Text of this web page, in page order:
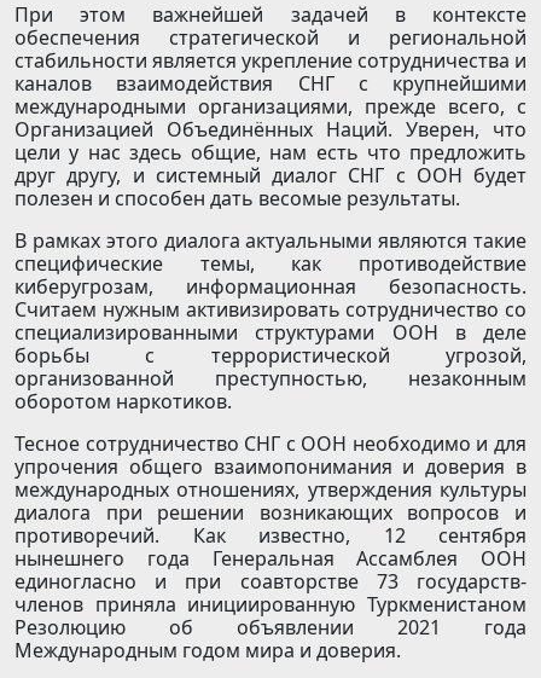
При этом важнейшей задачей в контексте
обеспечения стратегической и региональной
стабильности является укрепление сотрудничества и
каналов взаимодействия СНГ с крупнейшими
международными организациями, прежде всего, с
Организацией Объединённых Наций. Уверен, что
цели у нас здесь общие, нам есть что предложить
друг другу, и системный диалог СНГ с ООН будет
полезен и способен дать весомые результаты.
В рамках этого диалога актуальными являются такие
специфические темы, как противодействие
киберугрозам, информационная безопасность.
Считаем нужным активизировать сотрудничество со
специализированными структурами ООН в деле
борьбы с террористической угрозой,
организованной преступностью, незаконным
оборотом наркотиков.
Тесное сотрудничество СНГ с ООН необходимо и для
упрочения общего взаимопонимания и доверия в
международных отношениях, утверждения культуры
диалога при решении возникающих вопросов и
противоречий. Как известно, 12 сентября
нынешнего года Генеральная Ассамблея ООН
единогласно и при соавторстве 73 государств-
членов приняла инициированную Туркменистаном
Резолюцию об объявлении 2021 года
Международным годом мира и доверия.